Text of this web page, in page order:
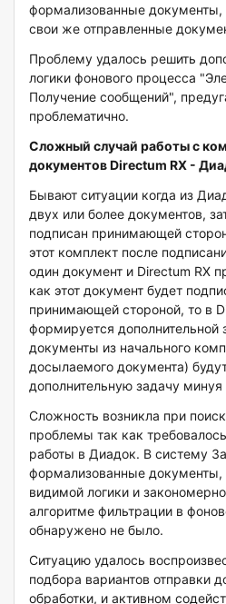
формализованные документы,
свои же отправленные
Проблему удалось решить
логики фонового процесса
Получение сообщений",
проблематично.
Сложный случай работы с
документов Directum RX -
Бывают ситуации когда из
двух или более документов,
подписан принимающей
этот комплект после
один документ и Directum RX
как этот документ будет
принимающей стороной, то в
формируется дополнительной
документы из начального
досылаемого документа)
дополнительную задачу
Сложность возникла при
проблемы так как
работы в Диадок. В систему
формализованные
видимой логики и
алгоритме фильтрации в
обнаружено не было.
Ситуацию удалось
подбора вариантов отправки
обработки, и активном